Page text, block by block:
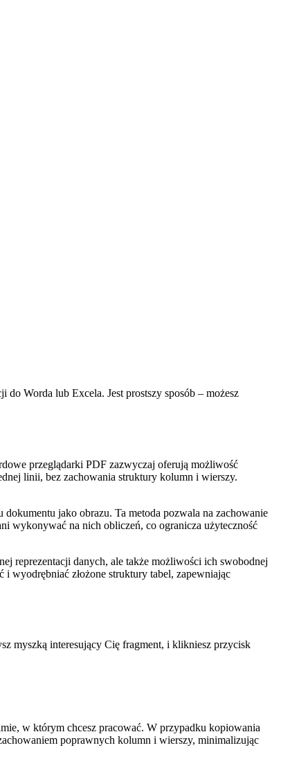
Worda lub Excela. Jest prostszy sposób – możesz
przeglądarki PDF zazwyczaj oferują możliwość
linii, bez zachowania struktury kolumn i wierszy.
jako obrazu. Ta metoda pozwala na zachowanie
wykonywać na nich obliczeń, co ogranicza użyteczność
reprezentacji danych, ale także możliwości ich swobodnej
wyodrębniać złożone struktury tabel, zapewniając
myszką interesujący Cię fragment, i klikniesz przycisk
w którym chcesz pracować. W przypadku kopiowania
poprawnych kolumn i wierszy, minimalizując